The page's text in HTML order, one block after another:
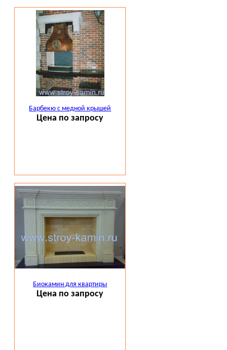
Барбекю с медной крышей
Цена по запросу
Биокамин для квартиры
Цена по запросу